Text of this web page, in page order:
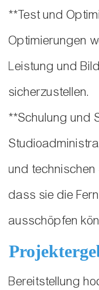
**Test und
Optimierungen
Leistung und
sicherzustellen.
**Schulung und
und
dass sie die
ausschöpfen
Bereitstellung